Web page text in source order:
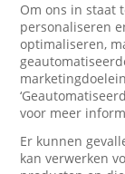
Om ons in staat
personaliseren
optimaliseren,
voor meer
Er kunnen
kan verwerken